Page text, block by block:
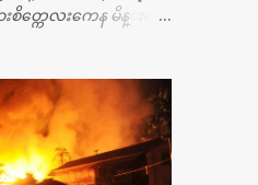
တသိန္းေက်ာ္ က်သင့္တ
ပါတယ္။ ခႏၱာကိုယ္အစိတ္ပို
ၾကည့္ရႈတဲ့ အာလထ
ြကေတာ့ ေစ်းသိပ္မႀ
ေဆးရံုတိုင္းရွိပါတယ္။
ကေလးကေန မိန္းမစိ
း အေပါင္းအသင္းလ
တုန္းကေတာ့ အမေတြနဲ႔
ခါးေလးေတြ လိမ္း
းကေလး အဝတ္အစားေ